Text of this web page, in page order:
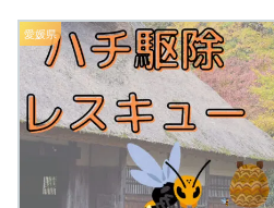
愛媛県